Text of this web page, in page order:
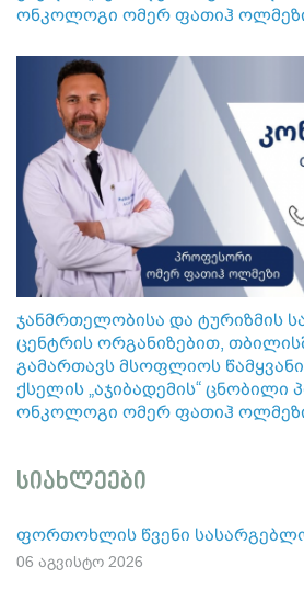
ონკოლოგი ომერ ფათიჰ
ჯანმრთელობისა და ტურიზმის
ცენტრის ორგანიზებით,
გამართავს მსოფლიოს
ქსელის „აჯიბადემის“ ცნობილი
ონკოლოგი ომერ ფათიჰ
სიახლეები
ფორთოხლის წვენი
06 აგვისტო 2026